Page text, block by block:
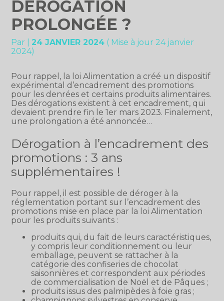
DÉROGATION
PROLONGÉE ?
Par 24 JANVIER 2024 ( Mise à jour 24 janvier
2024)
Pour rappel, la loi Alimentation a créé un dispositif
expérimental d’encadrement des promotions
pour les denrées et certains produits alimentaires.
Des dérogations existent à cet encadrement, qui
devaient prendre fin le 1er mars 2023. Finalement,
une prolongation a été annoncée…
Dérogation à l’encadrement des
promotions : 3 ans
supplémentaires !
Pour rappel, il est possible de déroger à la
réglementation portant sur l’encadrement des
promotions mise en place par la loi Alimentation
pour les produits suivants :
produits qui, du fait de leurs caractéristiques,
y compris leur conditionnement ou leur
emballage, peuvent se rattacher à la
catégorie des confiseries de chocolat
saisonnières et correspondent aux périodes
de commercialisation de Noël et de Pâques ;
produits issus des palmipèdes à foie gras ;